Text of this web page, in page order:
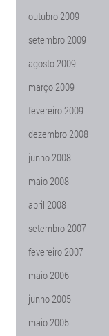
outubro 2009
setembro 2009
agosto 2009
março 2009
fevereiro 2009
dezembro 2008
junho 2008
maio 2008
abril 2008
setembro 2007
fevereiro 2007
maio 2006
junho 2005
maio 2005